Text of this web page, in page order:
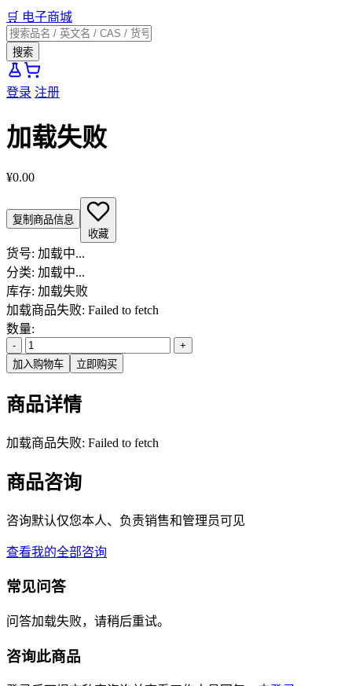
🛒 电子商城
搜索
登录 注册
加载失败
¥0.00
复制商品信息
收藏
货号: 加载中...
分类: 加载中...
库存: 加载失败
加载商品失败: Failed to fetch
数量:
-
+
加入购物车
立即购买
商品详情
加载商品失败: Failed to fetch
商品咨询
咨询默认仅您本人、负责销售和管理员可见
查看我的全部咨询
常见问答
问答加载失败，请稍后重试。
咨询此商品